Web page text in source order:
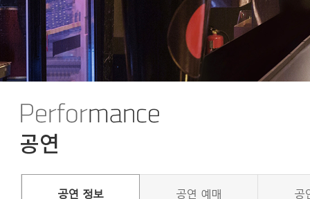
공연 정보 공연 예매 공